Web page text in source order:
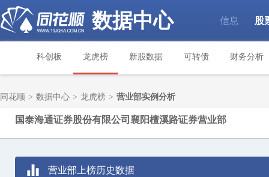
数据中心 信息 股
科创板 龙虎榜 新股数据 可转债 财务分析
同花顺 > 数据中心 > 龙虎榜 > 营业部实例分析
国泰海通证券股份有限公司襄阳檀溪路证券营业部
营业部上榜历史数据